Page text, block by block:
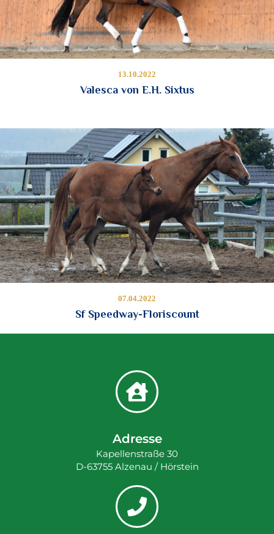
13.10.2022
Valesca von E.H. Sixtus
07.04.2022
Sf Speedway-Floriscount
Adresse
Kapellenstraße 30
D-63755 Alzenau / Hörstein